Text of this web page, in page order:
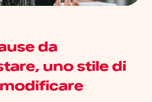
da
uno stile di